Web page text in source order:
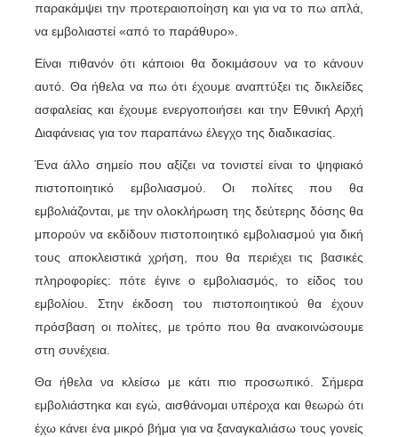
παρακάμψει την προτεραιοποίηση και για να το πω απλά,
να εμβολιαστεί «από το παράθυρο».
Είναι πιθανόν ότι κάποιοι θα δοκιμάσουν να το κάνουν
αυτό. Θα ήθελα να πω ότι έχουμε αναπτύξει τις δικλείδες
ασφαλείας και έχουμε ενεργοποιήσει και την Εθνική Αρχή
Διαφάνειας για τον παραπάνω έλεγχο της διαδικασίας.
Ένα άλλο σημείο που αξίζει να τονιστεί είναι το ψηφιακό
πιστοποιητικό εμβολιασμού. Οι πολίτες που θα
εμβολιάζονται, με την ολοκλήρωση της δεύτερης δόσης θα
μπορούν να εκδίδουν πιστοποιητικό εμβολιασμού για δική
τους αποκλειστικά χρήση, που θα περιέχει τις βασικές
πληροφορίες: πότε έγινε ο εμβολιασμός, το είδος του
εμβολίου. Στην έκδοση του πιστοποιητικού θα έχουν
πρόσβαση οι πολίτες, με τρόπο που θα ανακοινώσουμε
στη συνέχεια.
Θα ήθελα να κλείσω με κάτι πιο προσωπικό. Σήμερα
εμβολιάστηκα και εγώ, αισθάνομαι υπέροχα και θεωρώ ότι
έχω κάνει ένα μικρό βήμα για να ξαναγκαλιάσω τους γονείς